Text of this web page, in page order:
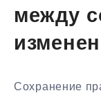
между
Сохранение